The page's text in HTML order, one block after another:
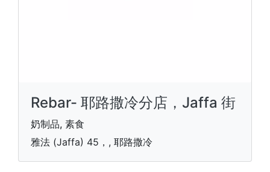
Rebar- 耶路撒冷分店，Jaffa 街
奶制品, 素食
雅法 (Jaffa) 45，, 耶路撒冷